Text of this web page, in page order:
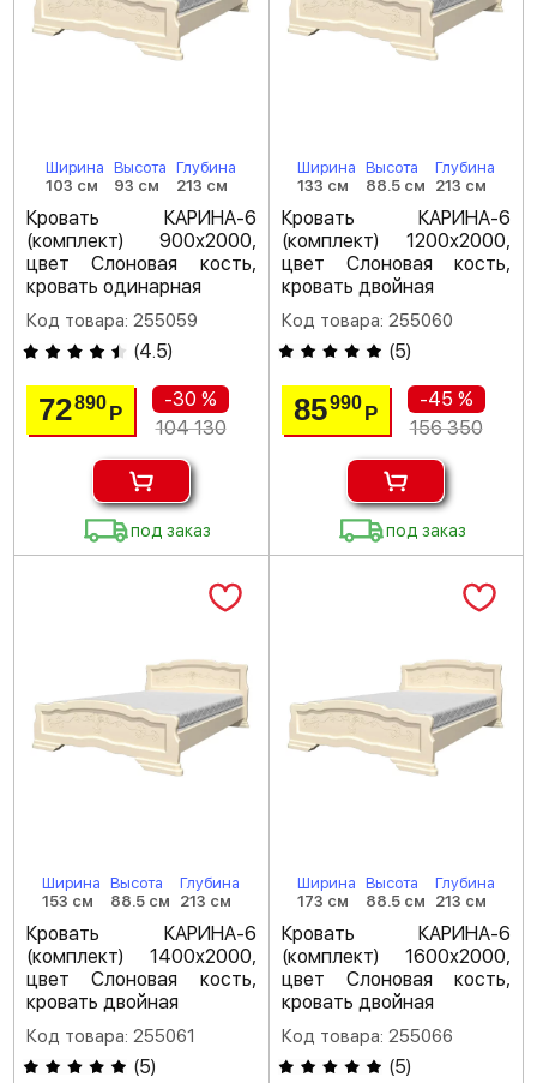
Ширина
103 см
Высота
93 см
Глубина
213 см
Кровать КАРИНА-6
(комплект) 900х2000,
цвет Слоновая кость,
кровать одинарная
Код товара: 255059
(4.5)
72890Р
-30 %
104 130
под заказ
Ширина
133 см
Высота
88.5 см
Глубина
213 см
Кровать КАРИНА-6
(комплект) 1200х2000,
цвет Слоновая кость,
кровать двойная
Код товара: 255060
(5)
85990 Р
-45 %
156 350
под заказ
Ширина
153 см
Высота
88.5 см
Глубина
213 см
Кровать КАРИНА-6
(комплект) 1400х2000,
цвет Слоновая кость,
кровать двойная
Код товара: 255061
(5)
Ширина
173 см
Высота
88.5 см
Глубина
213 см
Кровать КАРИНА-6
(комплект) 1600х2000,
цвет Слоновая кость,
кровать двойная
Код товара: 255066
(5)